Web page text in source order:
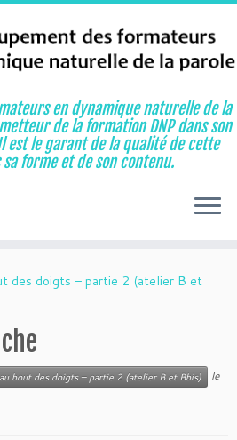
en dynamique naturelle de la
de la formation DNP dans son
est le garant de la qualité de cette
forme et de son contenu.
des doigts – partie 2 (atelier B et
bout des doigts – partie 2 (atelier B et Bbis)
le